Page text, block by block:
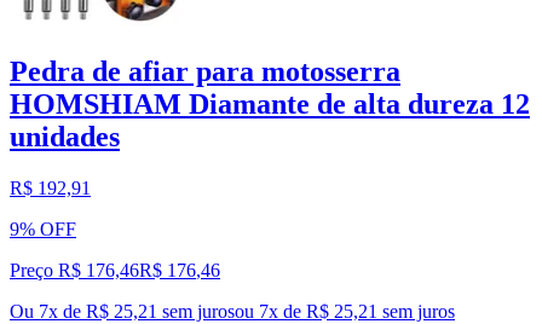
Pedra de afiar para motosserra
HOMSHIAM Diamante de alta dureza 12
unidades
R$ 192,91
9% OFF
Preço R$ 176,46R$ 176,46
Ou 7x de R$ 25,21 sem jurosou 7x de R$ 25,21 sem juros